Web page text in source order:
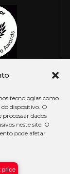
tecnologias como
dispositivo. O
dados
neste site. O
pode afetar
direitos
price